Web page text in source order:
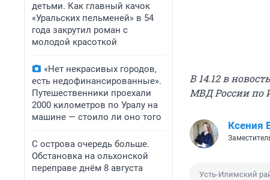
детьми. Как главный качок
«Уральских пельменей» в 54
года закрутил роман с
молодой красоткой
«Нет некрасивых городов,
есть недофинансированные».
Путешественники проехали
2000 километров по Уралу на
машине — стоило ли оно того
С острова очередь больше.
Обстановка на ольхонской
переправе днём 8 августа
В 14.12 в
МВД России по
Ксения
Усть-Илимский